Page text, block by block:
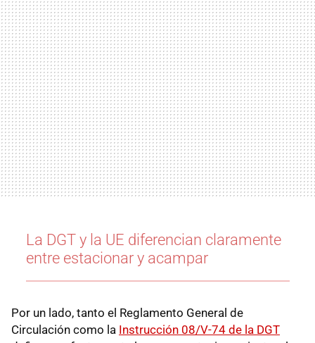
La DGT y la UE diferencian claramente
entre estacionar y acampar
Por un lado, tanto el Reglamento General de
Circulación como la Instrucción 08/V-74 de la DGT